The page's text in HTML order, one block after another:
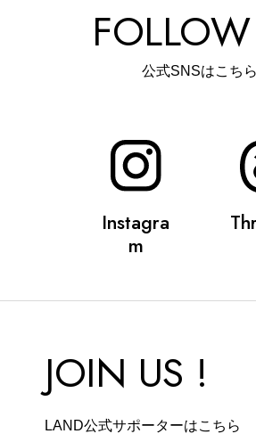
カフェ
FOLLOW
公式SNSはこちら
m
公式SNSはこちら
Instagra
m
JOIN US !
LAND公式サポーターはこちら